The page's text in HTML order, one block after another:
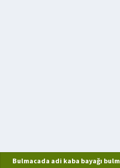
Bulmacada adi kaba bayağı